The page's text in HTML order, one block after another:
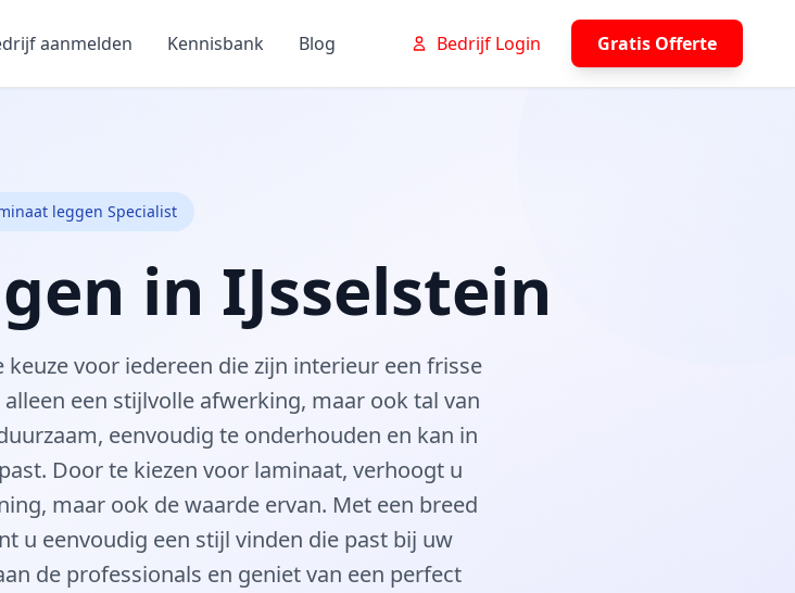
aanmelden Kennisbank Blog Bedrijf Login Gratis Offerte
leggen Specialist
in IJsselstein
voor iedereen die zijn interieur een frisse
een stijlvolle afwerking, maar ook tal van
eenvoudig te onderhouden en kan in
Door te kiezen voor laminaat, verhoogt u
maar ook de waarde ervan. Met een breed
u eenvoudig een stijl vinden die past bij uw
de professionals en geniet van een perfect